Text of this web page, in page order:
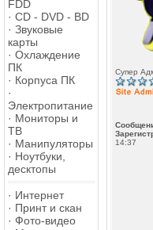
FDD
· CD - DVD - BD
· Звуковые
карты
· Охлаждение
ПК
· Корпуса ПК
·
Электропитание
· Мониторы и
ТВ
· Манипуляторы
· Ноутбуки,
десктопы
· Интернет
· Принт и скан
· Фото-видео
Супер
14:37